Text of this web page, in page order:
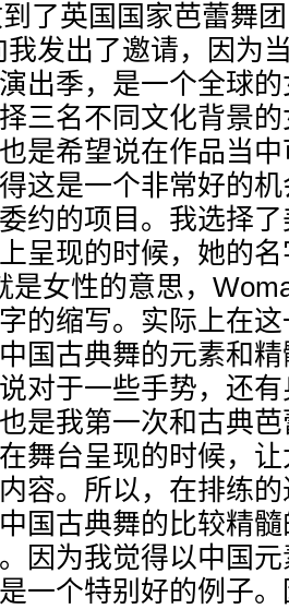
了英国国家芭蕾舞
我发出了邀请，因为
出季，是一个全球
三名不同文化背景
是希望说在作品当
这是一个非常好的
约的项目。我选择
呈现的时候，她的
是女性的意思，
的缩写。实际上在
国古典舞的元素和
对于一些手势，还
是我第一次和古典
舞台呈现的时候，
容。所以，在排练
国古典舞的比较精
因为我觉得以中国
一个特别好的例子